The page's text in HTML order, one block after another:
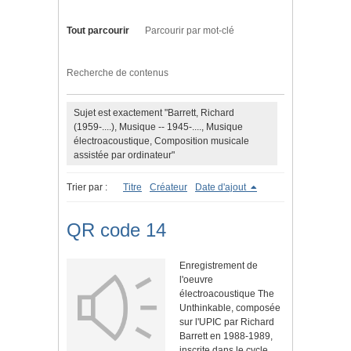
Tout parcourir Parcourir par mot-clé
Recherche de contenus
Sujet est exactement "Barrett, Richard
(1959-....), Musique -- 1945-...., Musique
électroacoustique, Composition musicale
assistée par ordinateur"
Trier par : Titre Créateur Date d'ajout
QR code 14
Enregistrement de
l'oeuvre
électroacoustique The
Unthinkable, composée
sur l'UPIC par Richard
Barrett en 1988-1989,